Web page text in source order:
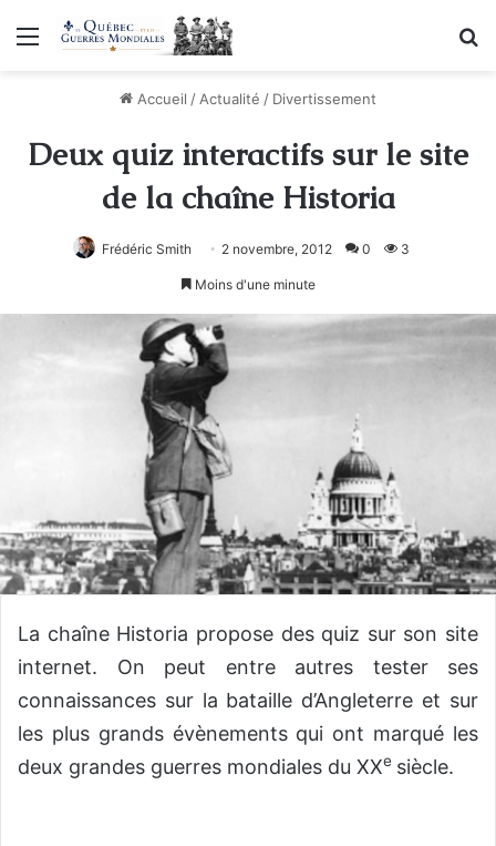
Menu
Accueil / Actualité / Divertissement
Deux quiz interactifs sur le site
de la chaîne Historia
Frédéric Smith 2 novembre, 2012 0 3
Moins d'une minute
La chaîne Historia propose des quiz sur son site
internet. On peut entre autres tester ses
connaissances sur la bataille d’Angleterre et sur
les plus grands évènements qui ont marqué les
deux grandes guerres mondiales du XXe siècle.